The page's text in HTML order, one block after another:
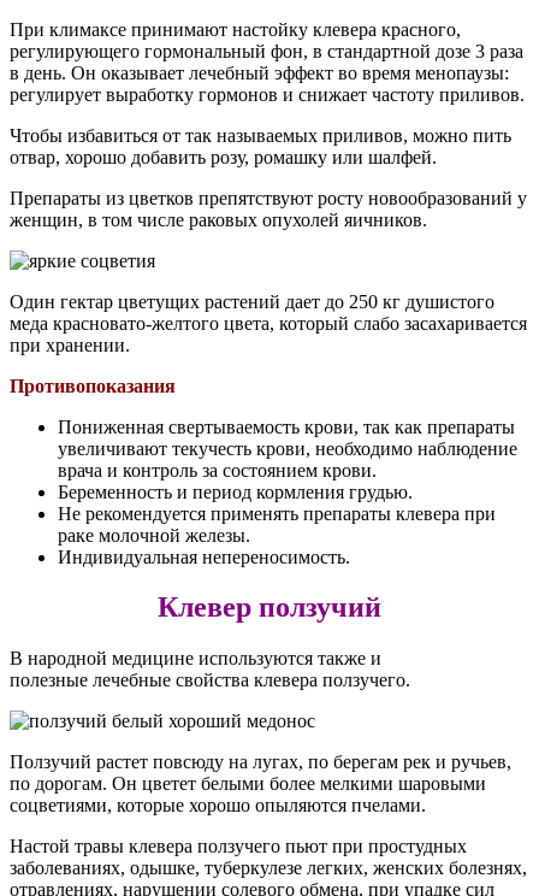
При климаксе принимают настойку клевера красного,
регулирующего гормональный фон, в стандартной дозе 3 раза
в день. Он оказывает лечебный эффект во время менопаузы:
регулирует выработку гормонов и снижает частоту приливов.
Чтобы избавиться от так называемых приливов, можно пить
отвар, хорошо добавить розу, ромашку или шалфей.
Препараты из цветков препятствуют росту новообразований у
женщин, в том числе раковых опухолей яичников.
Один гектар цветущих растений дает до 250 кг душистого
меда красновато-желтого цвета, который слабо засахаривается
при хранении.
Противопоказания
Пониженная свертываемость крови, так как препараты
увеличивают текучесть крови, необходимо наблюдение
врача и контроль за состоянием крови.
Беременность и период кормления грудью.
Не рекомендуется применять препараты клевера при
раке молочной железы.
Индивидуальная непереносимость.
Клевер ползучий
В народной медицине используются также и
полезные лечебные свойства клевера ползучего.
Ползучий растет повсюду на лугах, по берегам рек и ручьев,
по дорогам. Он цветет белыми более мелкими шаровыми
соцветиями, которые хорошо опыляются пчелами.
Настой травы клевера ползучего пьют при простудных
заболеваниях, одышке, туберкулезе легких, женских болезнях,
отравлениях, нарушении солевого обмена, при упадке сил